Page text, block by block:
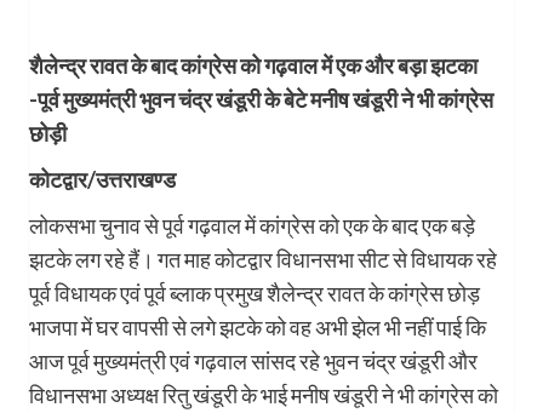
शैलेन्द्र रावत के बाद कांग्रेस को गढ़वाल में एक और बड़ा झटका
-पूर्व मुख्यमंत्री भुवन चंद्र खंडूरी के बेटे मनीष खंडूरी ने भी कांग्रेस
छोड़ी
कोटद्वार/उत्तराखण्ड
लोकसभा चुनाव से पूर्व गढ़वाल में कांग्रेस को एक के बाद एक बड़े
झटके लग रहे हैं। गत माह कोटद्वार विधानसभा सीट से विधायक रहे
पूर्व विधायक एवं पूर्व ब्लाक प्रमुख शैलेन्द्र रावत के कांग्रेस छोड़
भाजपा में घर वापसी से लगे झटके को वह अभी झेल भी नहीं पाई कि
आज पूर्व मुख्यमंत्री एवं गढ़वाल सांसद रहे भुवन चंद्र खंडूरी और
विधानसभा अध्यक्ष रितु खंडूरी के भाई मनीष खंडूरी ने भी कांग्रेस को